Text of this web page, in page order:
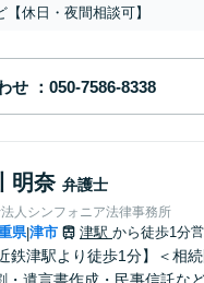
【休日・夜間相談可】
せ
明奈 弁護士
人シンフォニア法律事務所
県|津市 津駅 から徒歩1分
近鉄津駅より徒歩1分】＜相